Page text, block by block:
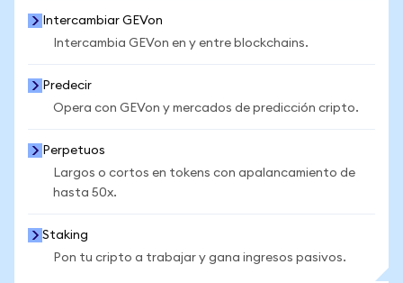
Intercambiar GEVon
Intercambia GEVon en y entre blockchains.
Predecir
Opera con GEVon y mercados de predicción cripto.
Perpetuos
Largos o cortos en tokens con apalancamiento de
hasta 50x.
Staking
Pon tu cripto a trabajar y gana ingresos pasivos.